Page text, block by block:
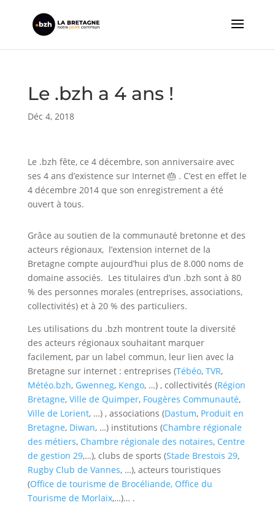
Le .bzh a 4 ans !
Déc 4, 2018
Le .bzh fête, ce 4 décembre, son anniversaire avec
ses 4 ans d’existence sur Internet 🎂 . C’est en effet le
4 décembre 2014 que son enregistrement a été
ouvert à tous.
Grâce au soutien de la communauté bretonne et des
acteurs régionaux, l’extension internet de la
Bretagne compte aujourd’hui plus de 8.000 noms de
domaine associés. Les titulaires d’un .bzh sont à 80
% des personnes morales (entreprises, associations,
collectivités) et à 20 % des particuliers.
Les utilisations du .bzh montrent toute la diversité
des acteurs régionaux souhaitant marquer
facilement, par un label commun, leur lien avec la
Bretagne sur internet : entreprises (Tébéo, TVR,
Météo.bzh, Gwenneg, Kengo, …) , collectivités (Région
Bretagne, Ville de Quimper, Fougères Communauté,
Ville de Lorient, …) , associations (Dastum, Produit en
Bretagne, Diwan, …) institutions (Chambre régionale
des métiers, Chambre régionale des notaires, Centre
de gestion 29,…), clubs de sports (Stade Brestois 29,
Rugby Club de Vannes, …), acteurs touristiques
(Office de tourisme de Brocéliande, Office du
Tourisme de Morlaix,…)… .